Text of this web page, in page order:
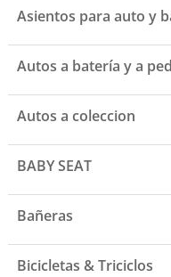
Asientos para auto y
Autos a batería y a
Autos a coleccion
BABY SEAT
Bañeras
Bicicletas & Triciclos